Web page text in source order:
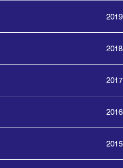
2019
2018
2017
2016
2015